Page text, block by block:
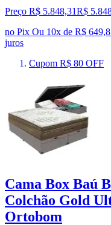
Preço R$ 5.848,31R$
no Pix Ou 10x de R$
juros
Cupom R$ 80 OFF
Cama Box Baú
Colchão Gold
Ortobom